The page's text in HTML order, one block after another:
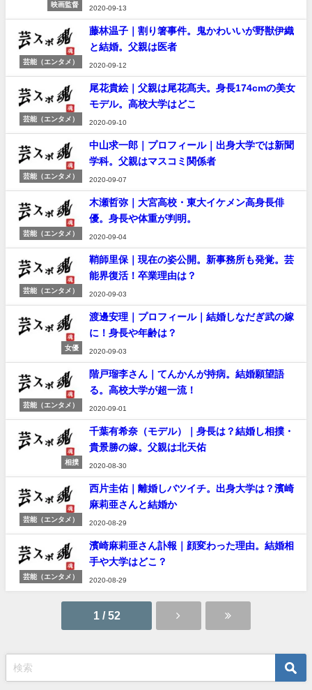
映画監督
2020-09-13
芸能（エンタメ）
藤林温子｜割り箸事件。鬼かわいいが野獣伊織
と結婚。父親は医者
2020-09-12
芸能（エンタメ）
尾花貴絵｜父親は尾花髙夫。身長174cmの美女
モデル。高校大学はどこ
2020-09-10
芸能（エンタメ）
中山求一郎｜プロフィール｜出身大学では新聞
学科。父親はマスコミ関係者
2020-09-07
芸能（エンタメ）
木瀬哲弥｜大宮高校・東大イケメン高身長俳
優。身長や体重が判明。
2020-09-04
芸能（エンタメ）
鞘師里保｜現在の姿公開。新事務所も発覚。芸
能界復活！卒業理由は？
2020-09-03
女優
渡邊安理｜プロフィール｜結婚しなだぎ武の嫁
に！身長や年齢は？
2020-09-03
芸能（エンタメ）
階戸瑠李さん｜てんかんが持病。結婚願望語
る。高校大学が超一流！
2020-09-01
相撲
千葉有希奈（モデル）｜身長は？結婚し相撲・
貴景勝の嫁。父親は北天佑
2020-08-30
芸能（エンタメ）
西片圭佑｜離婚しバツイチ。出身大学は？濱崎
麻莉亜さんと結婚か
2020-08-29
芸能（エンタメ）
濱崎麻莉亜さん訃報｜顔変わった理由。結婚相
手や大学はどこ？
2020-08-29
1 / 52